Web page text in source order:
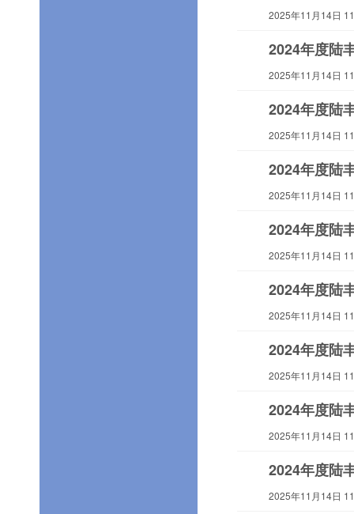
2025年11月14日
2024年度陆
2025年11月14日
2024年度陆
2025年11月14日
2024年度陆
2025年11月14日
2024年度陆
2025年11月14日
2024年度陆
2025年11月14日
2024年度陆
2025年11月14日
2024年度陆
2025年11月14日
2024年度陆
2025年11月14日